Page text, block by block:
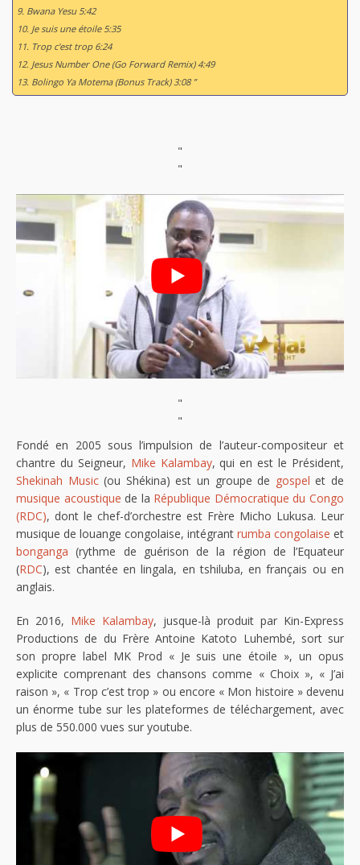
9. Bwana Yesu 5:42
10. Je suis une étoile 5:35
11. Trop c'est trop 6:24
12. Jesus Number One (Go Forward Remix) 4:49
13. Bolingo Ya Motema (Bonus Track) 3:08 ”
"
"
"
"
Fondé en 2005 sous l’impulsion de l’auteur-compositeur et
chantre du Seigneur, Mike Kalambay, qui en est le Président,
Shekinah Music(ou Shékina) est un groupe de gospel et de
musique acoustique de la République Démocratique du Congo
(RDC), dont le chef-d’orchestre est Frère Micho Lukusa. Leur
musique de louange congolaise, intégrant rumba congolaise et
bonganga (rythme de guérison de la région de l’Equateur
(RDC), est chantée en lingala, en tshiluba, en français ou en
anglais.
En 2016, Mike Kalambay, jusque-là produit par Kin-Express
Productions de du Frère Antoine Katoto Luhembé, sort sur
son propre label MK Prod « Je suis une étoile », un opus
explicite comprenant des chansons comme « Choix », « J’ai
raison », « Trop c’est trop » ou encore « Mon histoire » devenu
un énorme tube sur les plateformes de téléchargement, avec
plus de 550.000 vues sur youtube.